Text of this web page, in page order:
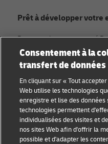
Prêt à développer votre
Rejoignez la communauté
Catégories
Conseils aux petites
entreprises
Conseil e-commerce
Conseil B2B
Consentement à la
transfert de données
En cliquant sur « Tout
Web utilise les technologies
enregistre et lise des
technologies permettent
individualisées des visites et
nos sites Web afin d'offrir la
possible et d'adapter les